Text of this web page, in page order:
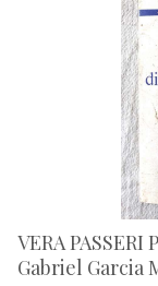
VERA
Gabriel Garcia